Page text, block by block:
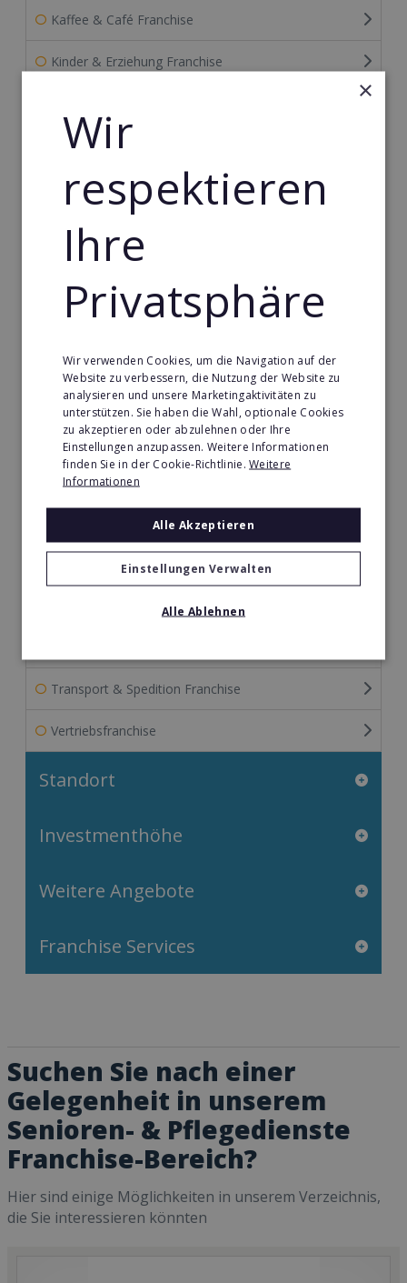
Kaffee & Café Franchise
Kinder & Erziehung Franchise
Lebensmittel Franchise
Medien & Werbung Franchise
Mode & Schmuck Franchise
Nachhilfe & Weiterbildung Franchise
Personal & Management Franchise
Pizza Franchise
Reinigung & Reparatur Franchise
Restaurant & Systemgastronomie Franchise
Senioren- & Pflegedienste Franchise
Sport Franchise
Telekommunikation Franchise
Transport & Spedition Franchise
Vertriebsfranchise
Standort
Investmenthöhe
Weitere Angebote
Franchise Services
Suchen Sie nach einer
Gelegenheit in unserem
Senioren- & Pflegedienste
Franchise-Bereich?
Hier sind einige Möglichkeiten in unserem Verzeichnis,
die Sie interessieren könnten
×
Wir
respektieren
Ihre
Privatsphäre
Wir verwenden Cookies, um die Navigation auf der
Website zu verbessern, die Nutzung der Website zu
analysieren und unsere Marketingaktivitäten zu
unterstützen. Sie haben die Wahl, optionale Cookies
zu akzeptieren oder abzulehnen oder Ihre
Einstellungen anzupassen. Weitere Informationen
finden Sie in der Cookie-Richtlinie.Weitere
Informationen
Alle Akzeptieren
Einstellungen Verwalten
Alle Ablehnen